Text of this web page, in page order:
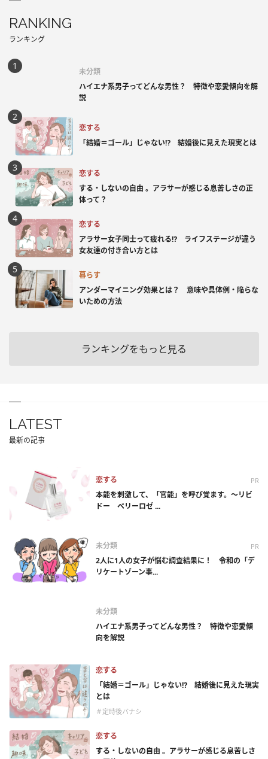
RANKING
ランキング
未分類
ハイエナ系男子ってどんな男性？ 特徴や恋愛傾向を解
説
恋する
「結婚＝ゴール」じゃない⁉ 結婚後に見えた現実とは
恋する
する・しないの自由 。アラサーが感じる息苦しさの正
体って？
恋する
アラサー女子同士って疲れる⁉ ライフステージが違う
女友達の付き合い方とは
暮らす
アンダーマイニング効果とは？ 意味や具体例・陥らな
いための方法
ランキングをもっと見る
LATEST
最新の記事
恋する PR
本能を刺激して、「官能」を呼び覚ます。～リビ
ドー ベリーロゼ ...
未分類 PR
2人に1人の女子が悩む調査結果に！ 令和の「デ
リケートゾーン事...
未分類
ハイエナ系男子ってどんな男性？ 特徴や恋愛傾
向を解説
恋する
「結婚＝ゴール」じゃない⁉ 結婚後に見えた現実
とは
＃定時後バナシ
恋する
する・しないの自由 。アラサーが感じる息苦しさ